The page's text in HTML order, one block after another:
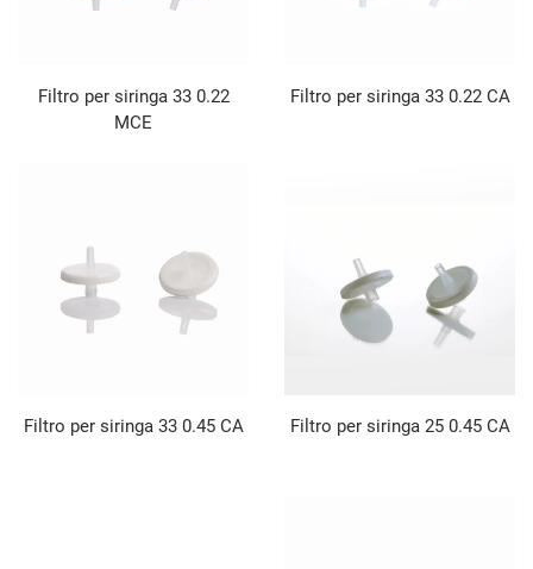
Filtro per siringa 33 0.22
MCE
Filtro per siringa 33 0.22 CA
Filtro per siringa 33 0.45 CA Filtro per siringa 25 0.45 CA